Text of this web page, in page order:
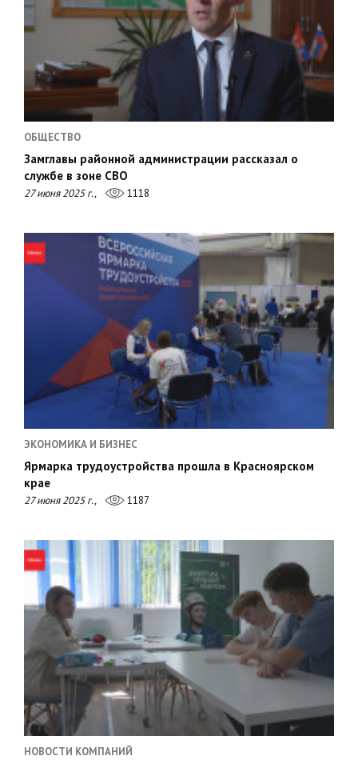
ОБЩЕСТВО
Замглавы районной администрации рассказал о
службе в зоне СВО
27 июня 2025 г., 1118
ЭКОНОМИКА И БИЗНЕС
Ярмарка трудоустройства прошла в Красноярском
крае
27 июня 2025 г., 1187
НОВОСТИ КОМПАНИЙ